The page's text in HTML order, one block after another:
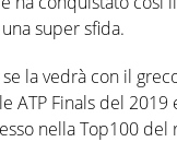
super sfida.
la vedrà con il
ATP Finals del
nella Top100 del